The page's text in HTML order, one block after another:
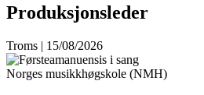
Produksjonsleder
Troms | 15/08/2026
Norges musikkhøgskole (NMH)